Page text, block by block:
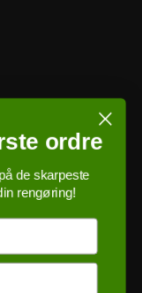
ordre
de skarpeste
rengøring!